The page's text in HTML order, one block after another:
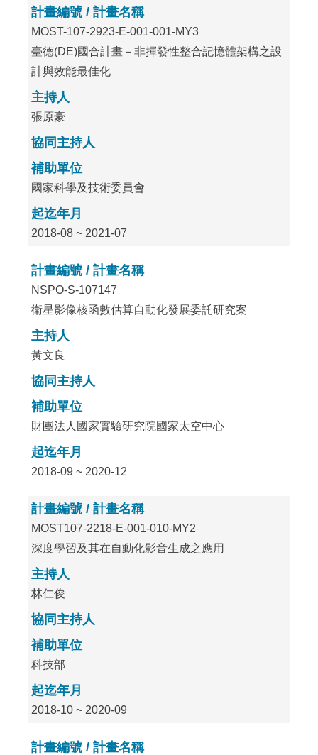
計畫編號 / 計畫名稱
MOST-107-2923-E-001-001-MY3
臺德(DE)國合計畫－非揮發性整合記憶體架構之設
計與效能最佳化
主持人
張原豪
協同主持人
補助單位
國家科學及技術委員會
起迄年月
2018-08 ~ 2021-07
計畫編號 / 計畫名稱
NSPO-S-107147
衛星影像核函數估算自動化發展委託研究案
主持人
黃文良
協同主持人
補助單位
財團法人國家實驗研究院國家太空中心
起迄年月
2018-09 ~ 2020-12
計畫編號 / 計畫名稱
MOST107-2218-E-001-010-MY2
深度學習及其在自動化影音生成之應用
主持人
林仁俊
協同主持人
補助單位
科技部
起迄年月
2018-10 ~ 2020-09
計畫編號 / 計畫名稱